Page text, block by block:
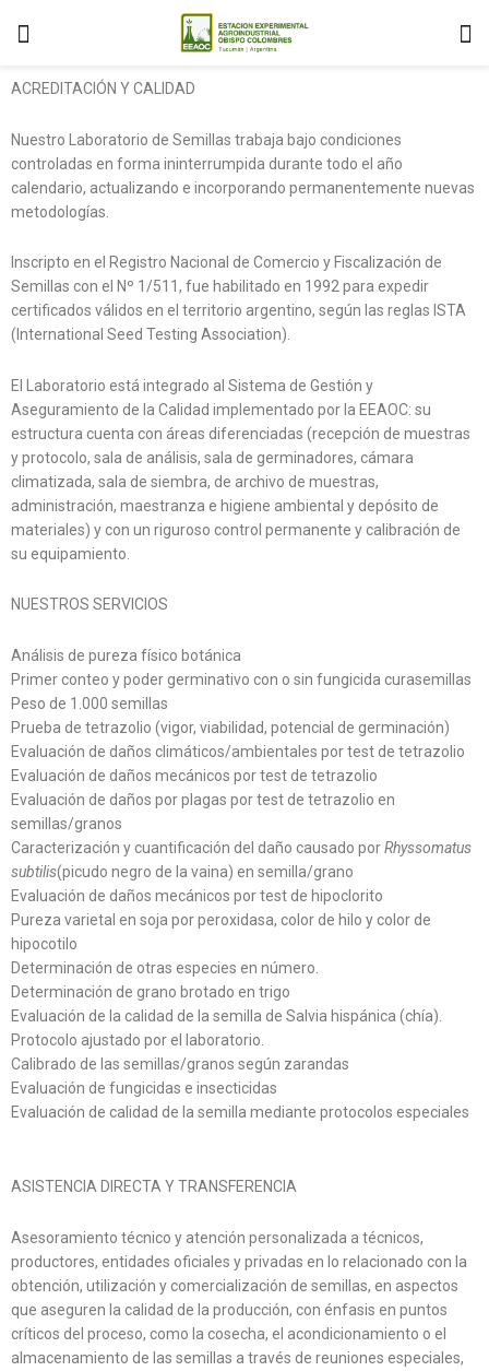
ACREDITACIÓN Y CALIDAD
Nuestro Laboratorio de Semillas trabaja bajo condiciones
controladas en forma ininterrumpida durante todo el año
calendario, actualizando e incorporando permanentemente nuevas
metodologías.
Inscripto en el Registro Nacional de Comercio y Fiscalización de
Semillas con el Nº 1/511, fue habilitado en 1992 para expedir
certificados válidos en el territorio argentino, según las reglas ISTA
(International Seed Testing Association).
El Laboratorio está integrado al Sistema de Gestión y
Aseguramiento de la Calidad implementado por la EEAOC: su
estructura cuenta con áreas diferenciadas (recepción de muestras
y protocolo, sala de análisis, sala de germinadores, cámara
climatizada, sala de siembra, de archivo de muestras,
administración, maestranza e higiene ambiental y depósito de
materiales) y con un riguroso control permanente y calibración de
su equipamiento.
NUESTROS SERVICIOS
Análisis de pureza físico botánica
Primer conteo y poder germinativo con o sin fungicida curasemillas
Peso de 1.000 semillas
Prueba de tetrazolio (vigor, viabilidad, potencial de germinación)
Evaluación de daños climáticos/ambientales por test de tetrazolio
Evaluación de daños mecánicos por test de tetrazolio
Evaluación de daños por plagas por test de tetrazolio en
semillas/granos
Caracterización y cuantificación del daño causado porRhyssomatus
subtilis(picudo negro de la vaina) en semilla/grano
Evaluación de daños mecánicos por test de hipoclorito
Pureza varietal en soja por peroxidasa, color de hilo y color de
hipocotilo
Determinación de otras especies en número.
Determinación de grano brotado en trigo
Evaluación de la calidad de la semilla de Salvia hispánica (chía).
Protocolo ajustado por el laboratorio.
Calibrado de las semillas/granos según zarandas
Evaluación de fungicidas e insecticidas
Evaluación de calidad de la semilla mediante protocolos especiales
ASISTENCIA DIRECTA Y TRANSFERENCIA
Asesoramiento técnico y atención personalizada a técnicos,
productores, entidades oficiales y privadas en lo relacionado con la
obtención, utilización y comercialización de semillas, en aspectos
que aseguren la calidad de la producción, con énfasis en puntos
críticos del proceso, como la cosecha, el acondicionamiento o el
almacenamiento de las semillas a través de reuniones especiales,